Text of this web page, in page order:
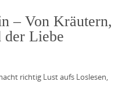
– Von Kräutern,
der Liebe
richtig Lust aufs Loslesen,